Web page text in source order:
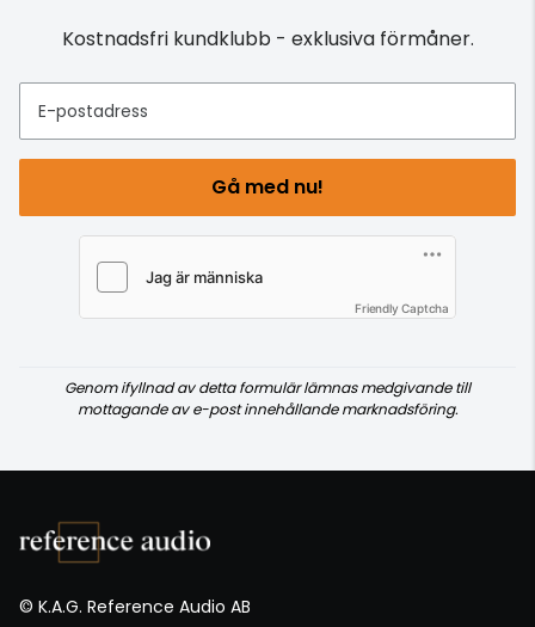
Kostnadsfri kundklubb - exklusiva förmåner.
E-postadress
Gå med nu!
Friendly Captcha
Genom ifyllnad av detta formulär lämnas medgivande till
mottagande av e-post innehållande marknadsföring.
© K.A.G. Reference Audio AB